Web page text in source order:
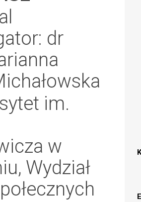
dr
im.
w
Wydział